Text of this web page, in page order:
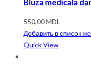
Bluza medicala
550,00MDL
Добавить в список
Quick View